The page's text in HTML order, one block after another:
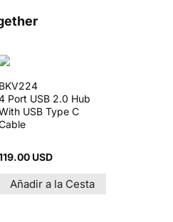
BKV224
Port USB 2.0 Hub
USB Type C
USD
Añadir a la Cesta